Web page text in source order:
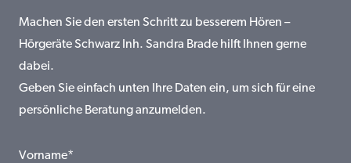
Machen Sie den ersten Schritt zu besserem Hören –
Hörgeräte Schwarz Inh. Sandra Brade hilft Ihnen gerne
dabei.
Geben Sie einfach unten Ihre Daten ein, um sich für eine
persönliche Beratung anzumelden.
Vorname*